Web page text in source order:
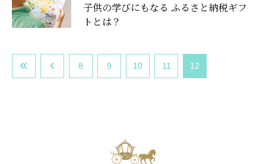
子供の学びにもなる ふるさと納税ギフ
トとは？
8 9 10 11 12